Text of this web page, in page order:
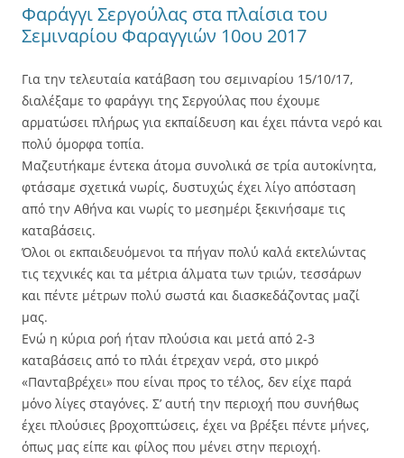
Φαράγγι Σεργούλας στα πλαίσια του
Σεμιναρίου Φαραγγιών 10ου 2017
Για την τελευταία κατάβαση του σεμιναρίου 15/10/17,
διαλέξαμε το φαράγγι της Σεργούλας που έχουμε
αρματώσει πλήρως για εκπαίδευση και έχει πάντα νερό και
πολύ όμορφα τοπία.
Μαζευτήκαμε έντεκα άτομα συνολικά σε τρία αυτοκίνητα,
φτάσαμε σχετικά νωρίς, δυστυχώς έχει λίγο απόσταση
από την Αθήνα και νωρίς το μεσημέρι ξεκινήσαμε τις
καταβάσεις.
Όλοι οι εκπαιδευόμενοι τα πήγαν πολύ καλά εκτελώντας
τις τεχνικές και τα μέτρια άλματα των τριών, τεσσάρων
και πέντε μέτρων πολύ σωστά και διασκεδάζοντας μαζί
μας.
Ενώ η κύρια ροή ήταν πλούσια και μετά από 2-3
καταβάσεις από το πλάι έτρεχαν νερά, στο μικρό
«Πανταβρέχει» που είναι προς το τέλος, δεν είχε παρά
μόνο λίγες σταγόνες. Σ’ αυτή την περιοχή που συνήθως
έχει πλούσιες βροχοπτώσεις, έχει να βρέξει πέντε μήνες,
όπως μας είπε και φίλος που μένει στην περιοχή.